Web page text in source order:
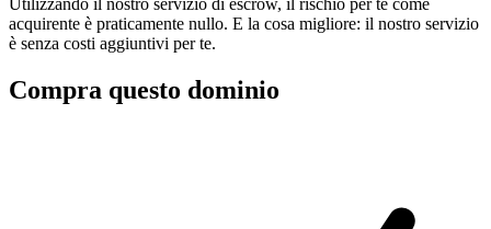
acquirente è praticamente nullo. E la cosa migliore: il nostro servizio
è senza costi aggiuntivi per te.
Compra questo dominio